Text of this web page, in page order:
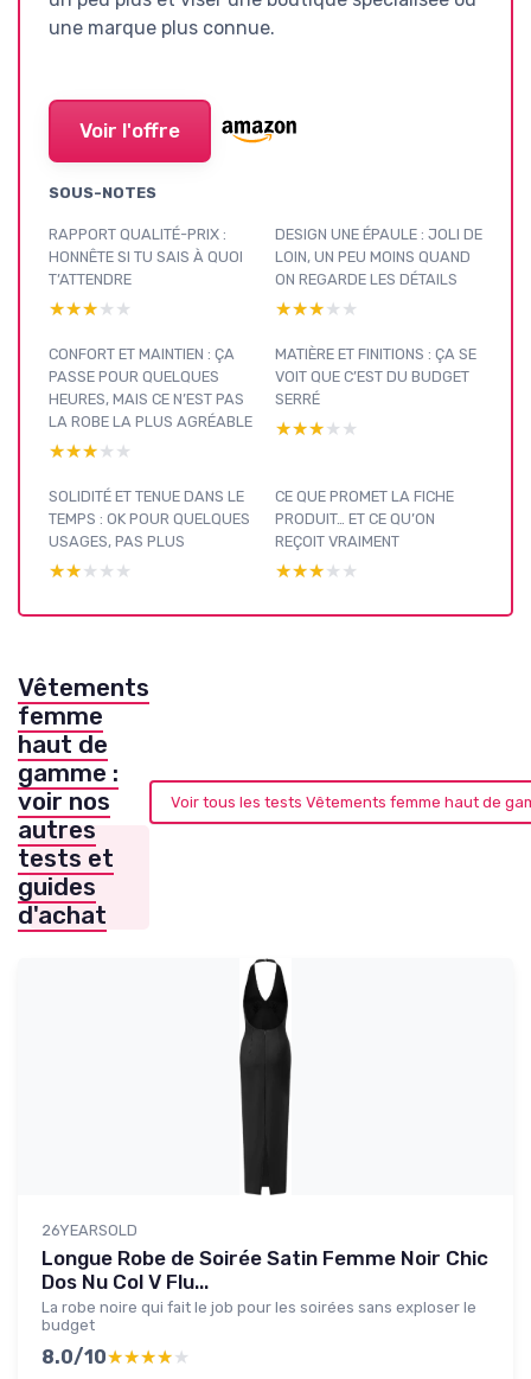
une marque plus connue.
Voir l'offre
SOUS-NOTES
RAPPORT QUALITÉ-PRIX :
HONNÊTE SI TU SAIS À QUOI
T’ATTENDRE
★★★★★
★★★★★
DESIGN UNE ÉPAULE : JOLI DE
LOIN, UN PEU MOINS QUAND
ON REGARDE LES DÉTAILS
★★★★★
★★★★★
CONFORT ET MAINTIEN : ÇA
PASSE POUR QUELQUES
HEURES, MAIS CE N’EST PAS
LA ROBE LA PLUS AGRÉABLE
★★★★★
★★★★★
MATIÈRE ET FINITIONS : ÇA SE
VOIT QUE C’EST DU BUDGET
SERRÉ
★★★★★
★★★★★
SOLIDITÉ ET TENUE DANS LE
TEMPS : OK POUR QUELQUES
USAGES, PAS PLUS
★★★★★
★★★★★
CE QUE PROMET LA FICHE
PRODUIT… ET CE QU’ON
REÇOIT VRAIMENT
★★★★★
★★★★★
Vêtements
femme
haut de
gamme :
voir nos
autres
tests et
guides
d'achat
Voir tous les tests Vêtements femme haut de
26YEARSOLD
Longue Robe de Soirée Satin Femme Noir Chic
Dos Nu Col V Flu...
La robe noire qui fait le job pour les soirées sans exploser le
budget
8.0/10★★★★★
★★★★★